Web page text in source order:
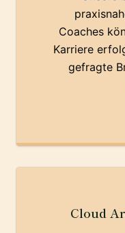
Coaches
Karriere
gefragte
Cloud